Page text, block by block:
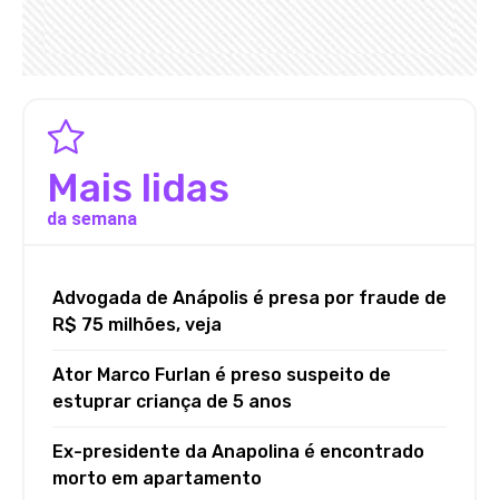
Mais lidas
da semana
Advogada de Anápolis é presa por fraude de
R$ 75 milhões, veja
Ator Marco Furlan é preso suspeito de
estuprar criança de 5 anos
Ex-presidente da Anapolina é encontrado
morto em apartamento